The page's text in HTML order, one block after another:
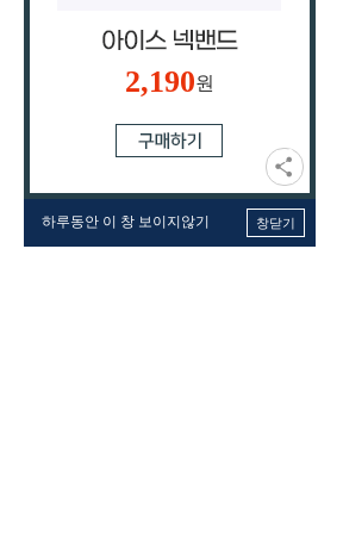
2,190원
하루동안 이 창 보이지않기 창닫기